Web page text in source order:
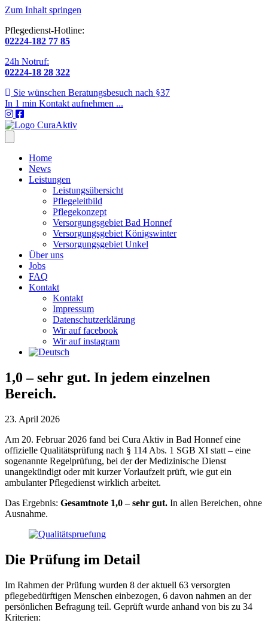
Zum Inhalt springen
Pflegedienst-Hotline:
02224-182 77 85
24h Notruf:
02224-18 28 322
Sie wünschen Beratungsbesuch nach §37
In 1 min Kontakt aufnehmen ...
Home
News
Leistungen
Leistungsübersicht
Pflegeleitbild
Pflegekonzept
Versorgungsgebiet Bad Honnef
Versorgungsgebiet Königswinter
Versorgungsgebiet Unkel
Über uns
Jobs
FAQ
Kontakt
Kontakt
Impressum
Datenschutzerklärung
Wir auf facebook
Wir auf instagram
1,0 – sehr gut. In jedem einzelnen
Bereich.
23. April 2026
Am 20. Februar 2026 fand bei Cura Aktiv in Bad Honnef eine
offizielle Qualitätsprüfung nach § 114 Abs. 1 SGB XI statt – eine
sogenannte Regelprüfung, bei der der Medizinische Dienst
unangekündigt oder mit kurzer Vorlaufzeit prüft, wie gut ein
ambulanter Pflegedienst wirklich arbeitet.
Das Ergebnis: Gesamtnote 1,0 – sehr gut. In allen Bereichen, ohne
Ausnahme.
Die Prüfung im Detail
Im Rahmen der Prüfung wurden 8 der aktuell 63 versorgten
pflegebedürftigen Menschen einbezogen, 6 davon nahmen an der
persönlichen Befragung teil. Geprüft wurde anhand von bis zu 34
Kriterien: